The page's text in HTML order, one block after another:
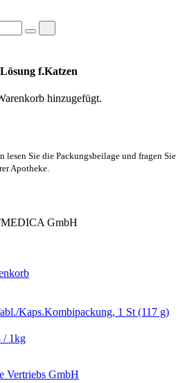
f.Katzen
hinzugefügt.
Sie die Packungsbeilage und fragen Sie
Apotheke.
GmbH
Kaps.Kombipackung, 1 St (117 g)
/ 1kg
Vertriebs GmbH